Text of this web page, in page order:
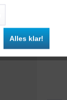
Alles klar!